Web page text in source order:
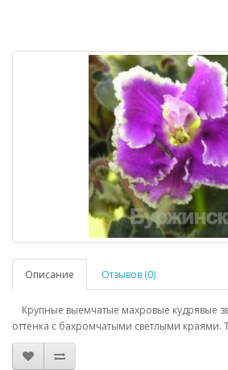
Описание Отзывов (0)
Крупные выемчатые махровые кудрявые
оттенка с бахромчатыми светлыми краями.